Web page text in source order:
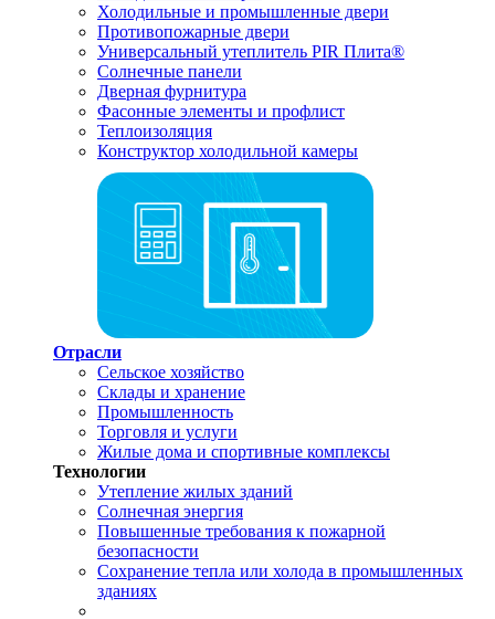
Холодильные и промышленные двери
Противопожарные двери
Универсальный утеплитель PIR Плита®
Солнечные панели
Дверная фурнитура
Фасонные элементы и профлист
Теплоизоляция
Конструктор холодильной камеры
Отрасли
Сельское хозяйство
Склады и хранение
Промышленность
Торговля и услуги
Жилые дома и спортивные комплексы
Технологии
Утепление жилых зданий
Солнечная энергия
Повышенные требования к пожарной
безопасности
Сохранение тепла или холода в промышленных
зданиях